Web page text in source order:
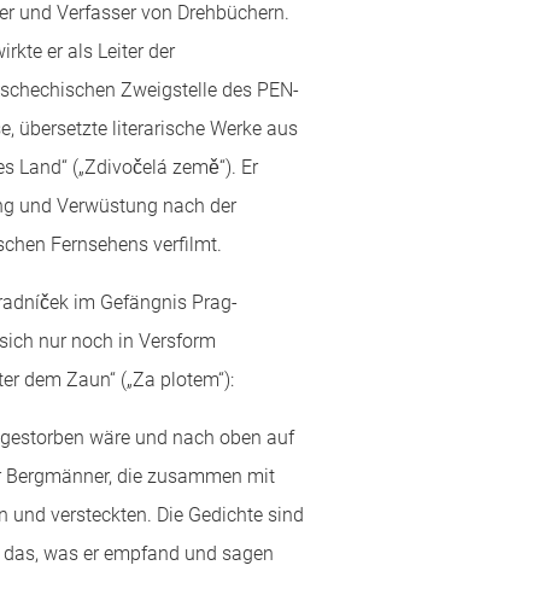
und Verfasser von Drehbüchern.
er als Leiter der
Zweigstelle des PEN-
übersetzte literarische Werke aus
(„Zdivočelá země“). Er
und Verwüstung nach der
Fernsehens verfilmt.
im Gefängnis Prag-
nur noch in Versform
dem Zaun“ („Za plotem“):
wäre und nach oben auf
die zusammen mit
und versteckten. Die Gedichte sind
was er empfand und sagen